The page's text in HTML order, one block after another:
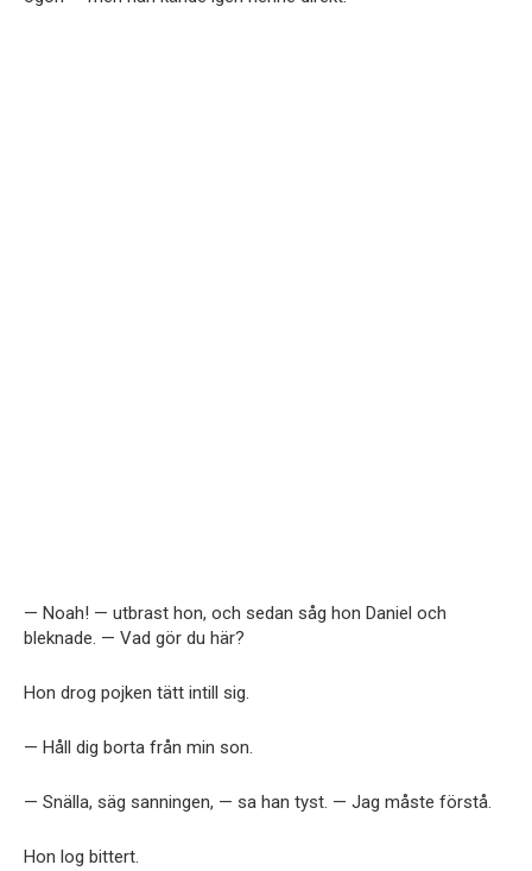
— Noah! — utbrast hon, och sedan såg hon Daniel och
bleknade. — Vad gör du här?
Hon drog pojken tätt intill sig.
— Håll dig borta från min son.
— Snälla, säg sanningen, — sa han tyst. — Jag måste förstå.
Hon log bittert.